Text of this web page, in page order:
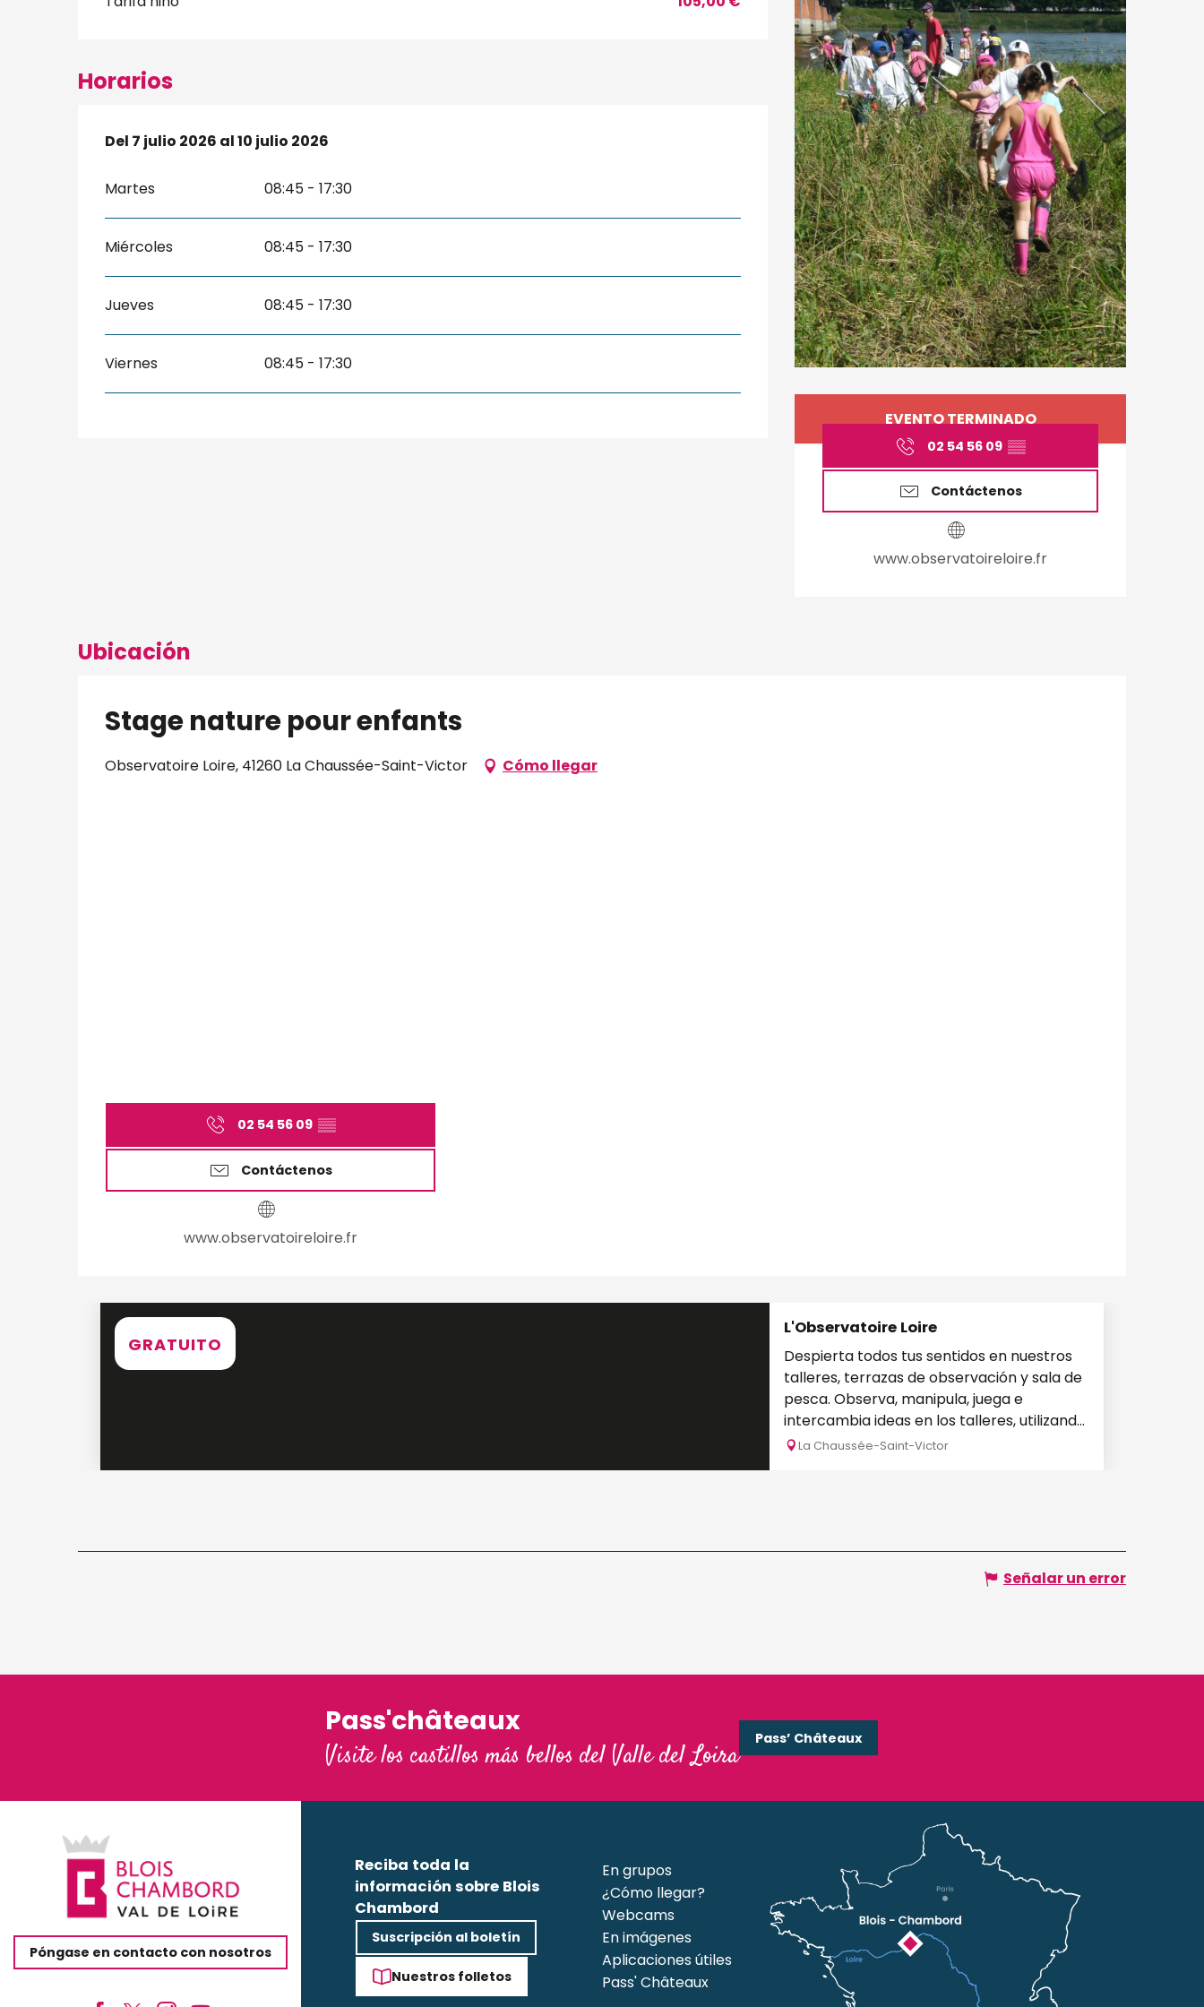
Horarios y datos de
EVENTO TERMINADO
02 54 56 09 ▒▒
Contáctenos
www.observatoireloire.fr
Horarios
Del 7 julio 2026 al10 julio 2026
Del 7 julio 2026 al10 julio 2026
Martes 08:45 - 17:30
Miércoles 08:45 - 17:30
Jueves 08:45 - 17:30
Viernes 08:45 - 17:30
Ubicación
Stage nature pour enfants
Observatoire Loire, 41260 La Chaussée-Saint-Victor Cómo llegar
02 54 56 09 ▒▒
Contáctenos
www.observatoireloire.fr
GRATUITO
L'Observatoire Loire
Despierta todos tus sentidos en nuestros
talleres, terrazas de observación y sala de
pesca. Observa, manipula, juega e
intercambia ideas en los talleres, utilizando
mapas,...
La Chaussée-Saint-Victor
Señalar un error
Pass'châteaux
Visite los castillos más bellos del Valle del Loira
Pass’ Châteaux
Póngase en contacto con nosotros
Reciba toda la
información sobre Blois
Chambord
Suscripción al boletín
Nuestros folletos
En grupos
¿Cómo llegar?
Webcams
En imágenes
Aplicaciones útiles
Pass' Châteaux